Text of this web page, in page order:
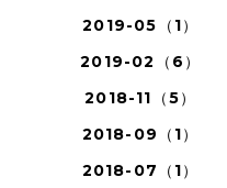
2019-05（1）
2019-02（6）
2018-11（5）
2018-09（1）
2018-07（1）